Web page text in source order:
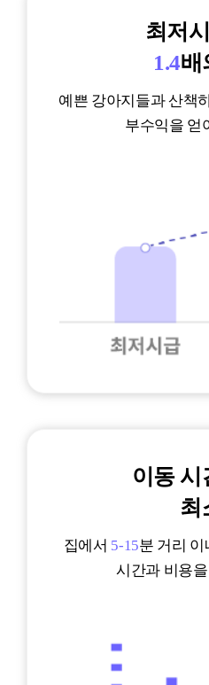
최저
1.4배
예쁜 강아지들과 산책
부수익을 얻
이동 시
최
집에서 5-15분 거리
시간과 비용